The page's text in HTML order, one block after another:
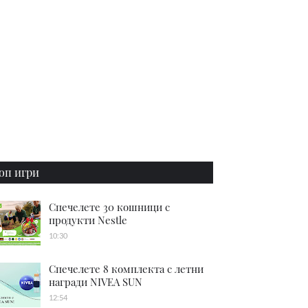
игри
Спечелете 30 кошници с
продукти Nestle
10:30
Спечелете 8 комплекта с летни
награди NIVEA SUN
12:54